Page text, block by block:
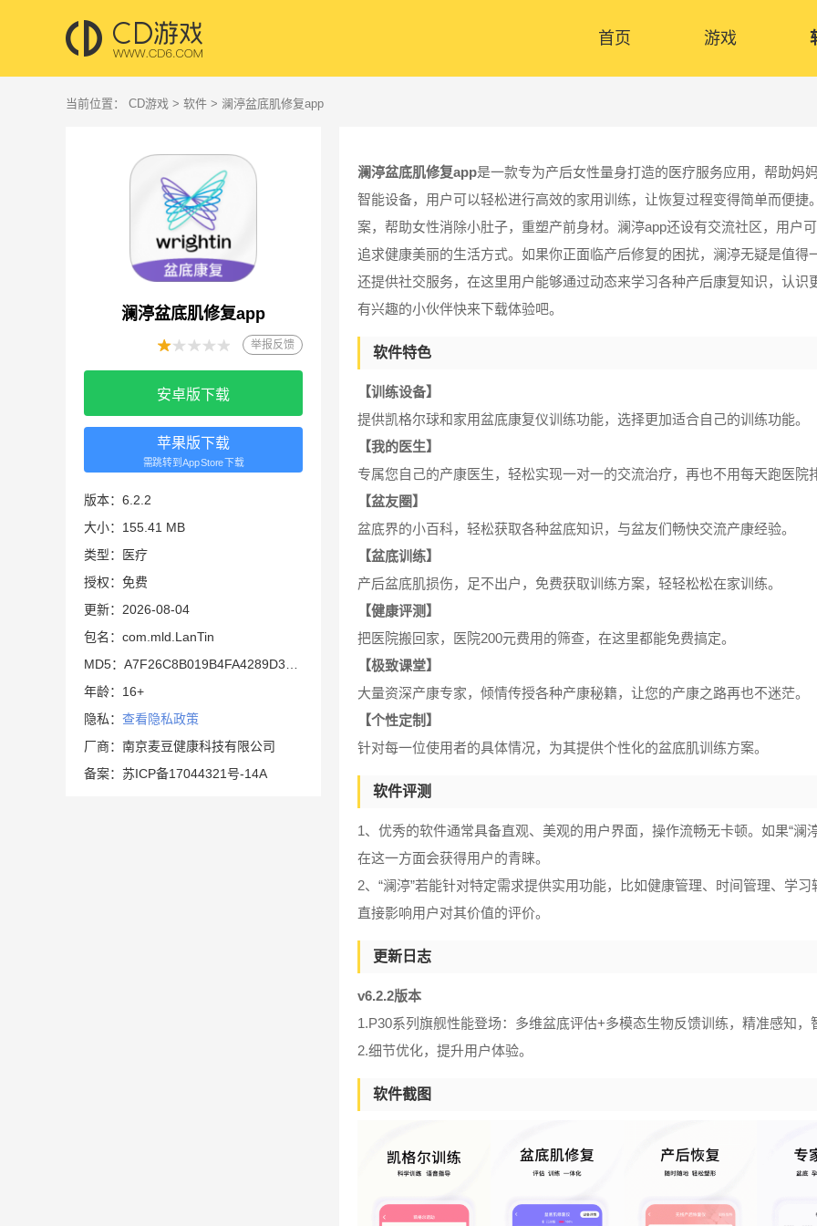
首页 游戏
当前位置： CD游戏 > 软件 > 澜渟盆底肌修复app
澜渟盆底肌修复app
举报反馈
安卓版下载
苹果版下载
需跳转到AppStore下载
版本：6.2.2
大小：155.41 MB
类型：医疗
授权：免费
更新：2026-08-04
包名：com.mld.LanTin
年龄：16+
隐私： 查看隐私政策
厂商：南京麦豆健康科技有限公司
备案：苏ICP备17044321号-14A
澜渟盆底肌修复app是一款专为产后女性量身打造的医疗服务应用，帮助妈
智能设备，用户可以轻松进行高效的家用训练，让恢复过程变得简单而便
案，帮助女性消除小肚子，重塑产前身材。澜渟app还设有交流社区，用户
追求健康美丽的生活方式。如果你正面临产后修复的困扰，澜渟无疑是值
还提供社交服务，在这里用户能够通过动态来学习各种产后康复知识，认
有兴趣的小伙伴快来下载体验吧。
软件特色
【训练设备】
提供凯格尔球和家用盆底康复仪训练功能，选择更加适合自己的训练功能。
【我的医生】
专属您自己的产康医生，轻松实现一对一的交流治疗，再也不用每天跑医院
【盆友圈】
盆底界的小百科，轻松获取各种盆底知识，与盆友们畅快交流产康经验。
【盆底训练】
产后盆底肌损伤，足不出户，免费获取训练方案，轻轻松松在家训练。
【健康评测】
把医院搬回家，医院200元费用的筛查，在这里都能免费搞定。
【极致课堂】
大量资深产康专家，倾情传授各种产康秘籍，让您的产康之路再也不迷茫。
【个性定制】
针对每一位使用者的具体情况，为其提供个性化的盆底肌训练方案。
软件评测
1、优秀的软件通常具备直观、美观的用户界面，操作流畅无卡顿。如果“
在这一方面会获得用户的青睐。
2、“澜渟”若能针对特定需求提供实用功能，比如健康管理、时间管理、学
直接影响用户对其价值的评价。
更新日志
v6.2.2版本
1.P30系列旗舰性能登场：多维盆底评估+多模态生物反馈训练，精准感知
2.细节优化，提升用户体验。
软件截图